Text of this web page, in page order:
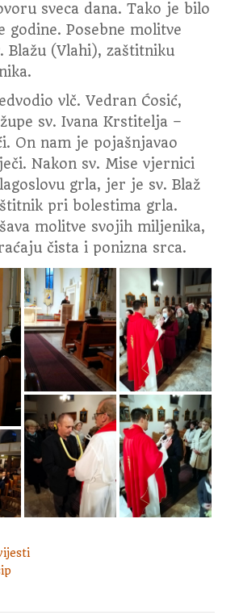
sveca dana. Tako je bilo
godine. Posebne molitve
Blažu (Vlahi), zaštitniku
vlč. Vedran Ćosić,
sv. Ivana Krstitelja –
On nam je pojašnjavao
Nakon sv. Mise vjernici
grla, jer je sv. Blaž
pri bolestima grla.
molitve svojih miljenika,
čista i ponizna srca.